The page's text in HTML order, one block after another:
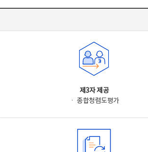
제3자 제공
ㆍ 종합청렴도평가